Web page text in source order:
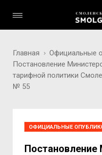
Главная
Официальные
Постановление
тарифной политики
№ 55
ОФИЦИАЛЬНЫЕ